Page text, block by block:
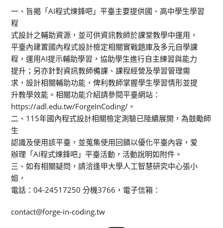
一、旨揭「AI程式煉鋒吧」平臺主要提供國、高中學生學習
程
式設計之輔助資源，並可供資訊教師於課堂教學中運用，
平臺內建置國內程式設計檢定相關實戰題庫及多元自學課
程，運用AI提示輔助學習，協助學生進行自主練習與能力
提升；另亦針對資訊教師備課、課程經營及學習管理需
求，設計相關輔助功能，俾利教師掌握學生學習情形並提
升教學效能。相關功能介紹請參閱平臺網站：
https://adl.edu.tw/ForgeInCoding/。
二、115年國內程式設計相關檢定測驗已陸續展開，為鼓勵師
生
認識及使用該平臺，並蒐集使用回饋以優化平臺內容，爱
辦理「AI程式煉鋒吧」平臺活動，活動說明如附件。
三、如有相關疑問，請洽逢甲大學人工智慧研究中心張小
姐，
電話：04-24517250 分機3766，電子信箱：
contact@forge-in-coding.tw